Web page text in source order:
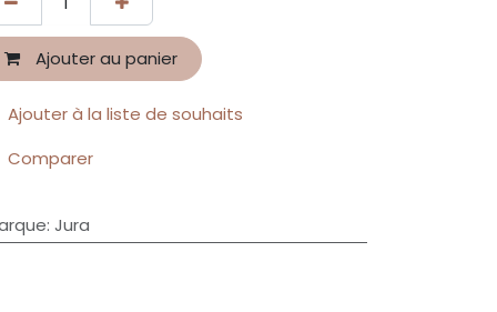
Ajouter au panier
Ajouter à la liste de souhaits
Comparer
: Jura